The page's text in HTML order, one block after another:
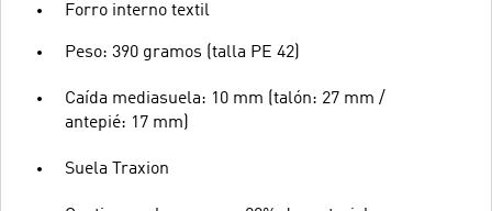
Forro interno textil
Peso: 390 gramos (talla PE 42)
Caída mediasuela: 10 mm (talón: 27 mm /
antepié: 17 mm)
Suela Traxion